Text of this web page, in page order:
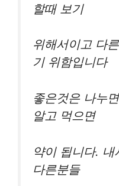
할때 보기
위해서이고 다
기 위함입니다
좋은것은 나누
알고 먹으면
약이 됩니다.
다른분들